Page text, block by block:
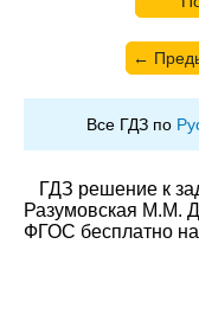
←
Все ГДЗ по
ГДЗ решение к
Разумовская М.М.
ФГОС бесплатно на